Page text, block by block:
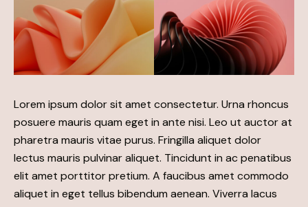
Lorem ipsum dolor sit amet consectetur. Urna rhoncus
posuere mauris quam eget in ante nisi. Leo ut auctor at
pharetra mauris vitae purus. Fringilla aliquet dolor
lectus mauris pulvinar aliquet. Tincidunt in ac penatibus
elit amet porttitor pretium. A faucibus amet commodo
aliquet in eget tellus bibendum aenean. Viverra lacus